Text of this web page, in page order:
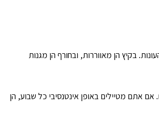
בקיץ הן מאווררות, ובחורף הן מגנות
ותחזוקה נכונה, דגמים איכותיים יחזיקו בין 3-5 שנים. אם אתם מטיילים באופן אינטנסיבי כל שבוע, הן